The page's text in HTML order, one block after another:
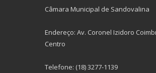
Câmara Municipal de Sandovalina
Endereço: Av. Coronel Izidoro
Centro
Telefone: (18) 3277-1139